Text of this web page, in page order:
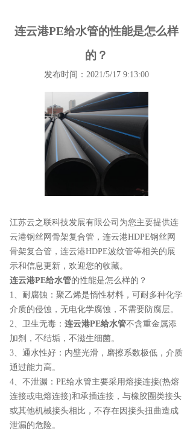
连云港PE给水管的性能是怎么样
的？
发布时间：2021/5/17 9:13:00
江苏云之联科技发展有限公司为您主要提供连
云港钢丝网骨架复合管 ，连云港HDPE钢丝网
骨架复合管，连云港HDPE波纹管等相关的展
示和信息更新，欢迎您的收藏。
连云港PE给水管的性能是怎么样的？
1、耐腐蚀：聚乙烯是惰性材料，可耐多种化学
介质的侵蚀，无电化学腐蚀，不需要防腐层。
2、卫生无毒： 连云港PE给水管不含重金属添
加剂，不结垢，不滋生细菌。
3、通水性好：内壁光滑，磨擦系数极低，介质
通过能力高。
4、不泄漏：PE给水管主要采用熔接连接(热熔
连接或电熔连接)和承插连接，与橡胶圈类接头
或其他机械接头相比，不存在因接头扭曲造成
泄漏的危险。